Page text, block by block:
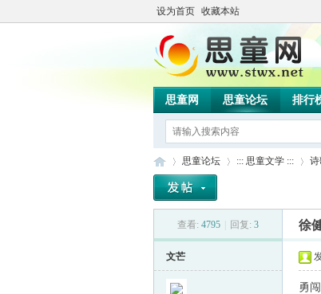
设为首页 收藏本站
思童网 思童论坛 排行
思童论坛 ::: 思童文学 ::: 诗
查看: 4795 回复: 3 徐
文芒
勇